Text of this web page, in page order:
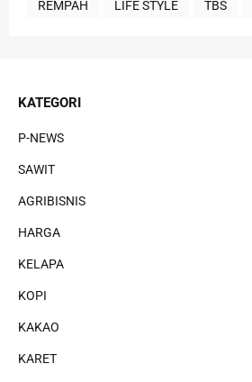
REMPAH LIFE STYLE TBS
KATEGORI
P-NEWS
SAWIT
AGRIBISNIS
HARGA
KELAPA
KOPI
KAKAO
KARET